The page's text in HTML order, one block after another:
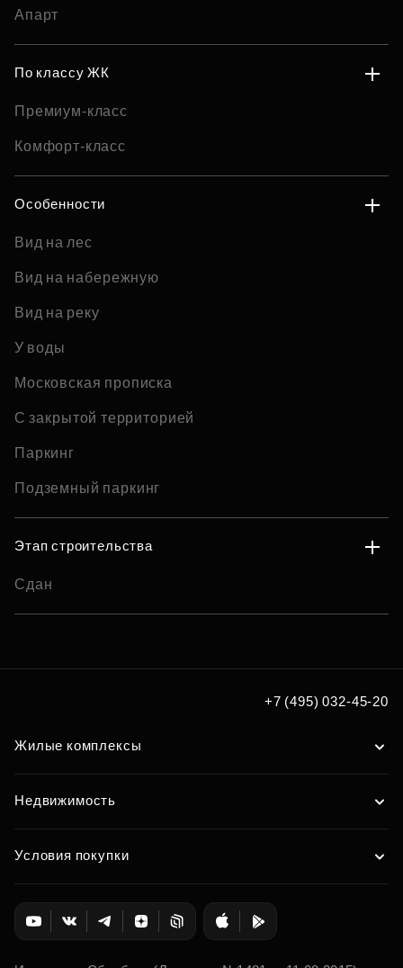
Апарт
По классу ЖК
Премиум-класс
Комфорт-класс
Особенности
Вид на лес
Вид на набережную
Вид на реку
У воды
Московская прописка
С закрытой территорией
Паркинг
Подземный паркинг
Этап строительства
Сдан
+7 (495) 032-45-20
Жилые комплексы
Недвижимость
Условия покупки